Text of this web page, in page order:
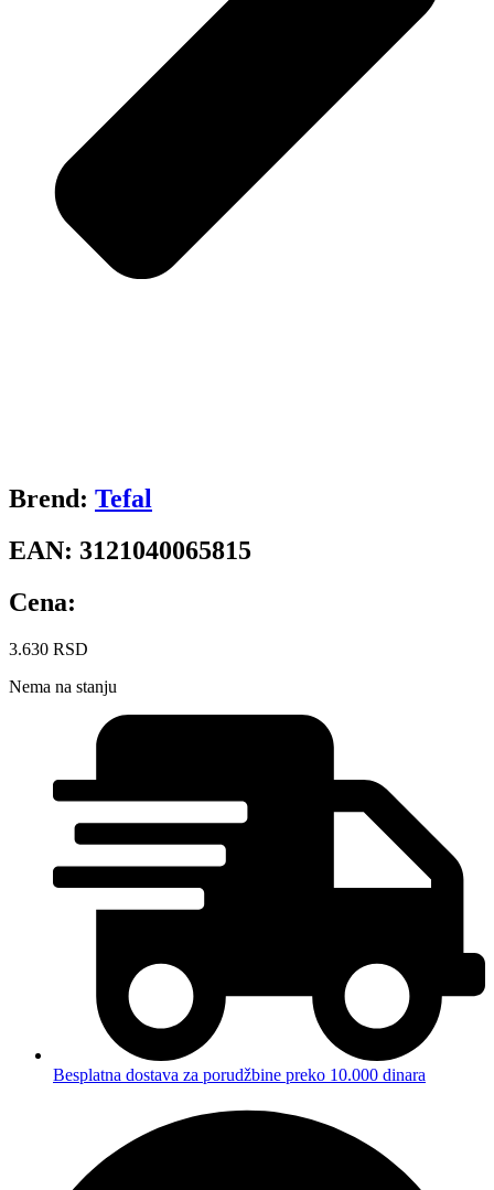
Brend: Tefal
EAN: 3121040065815
Cena:
3.630 RSD
Nema na stanju
Besplatna dostava za porudžbine preko 10.000 dinara